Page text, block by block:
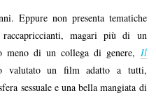
Eppure non presenta tematiche
raccapriccianti, magari più di un
meno di un collega di genere, Il
valutato un film adatto a tutti,
sessuale e una bella mangiata di